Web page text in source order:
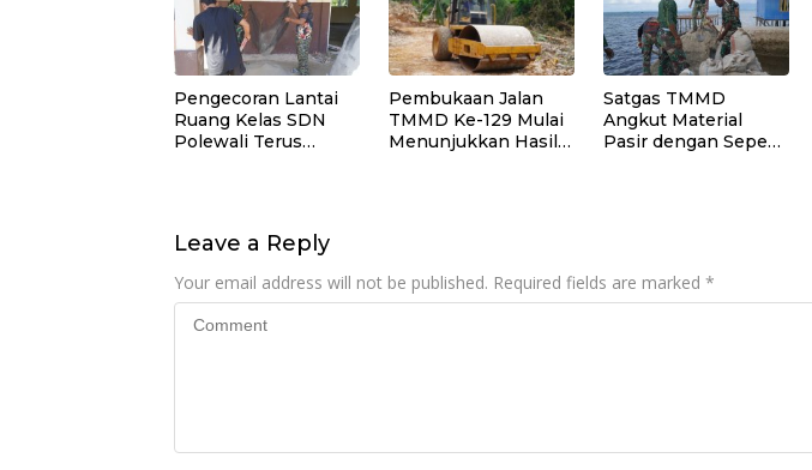
Pengecoran Lantai
Ruang Kelas SDN
Polewali Terus
Pembukaan Jalan
TMMD Ke-129 Mulai
Menunjukkan Hasil
Satgas TMMD
Angkut Material
Pasir dengan Sepeda
Leave a Reply
Your email address will not be published. Required fields are marked *